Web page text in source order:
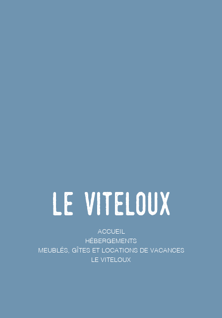
Le Viteloux
ACCUEIL
HÉBERGEMENTS
MEUBLÉS, GÎTES ET LOCATIONS DE VACANCES
LE VITELOUX